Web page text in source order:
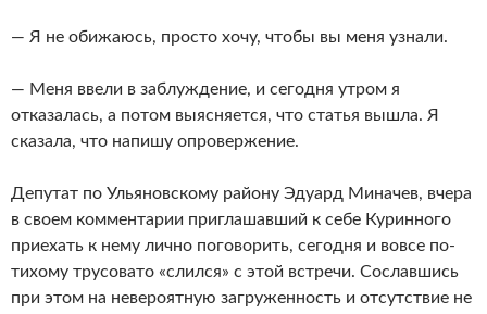
— Я не обижаюсь, просто хочу, чтобы вы меня узнали.
— Меня ввели в заблуждение, и сегодня утром я
отказалась, а потом выясняется, что статья вышла. Я
сказала, что напишу опровержение.
Депутат по Ульяновскому району Эдуард Миначев, вчера
в своем комментарии приглашавший к себе Куринного
приехать к нему лично поговорить, сегодня и вовсе по-
тихому трусовато «слился» с этой встречи. Сославшись
при этом на невероятную загруженность и отсутствие не